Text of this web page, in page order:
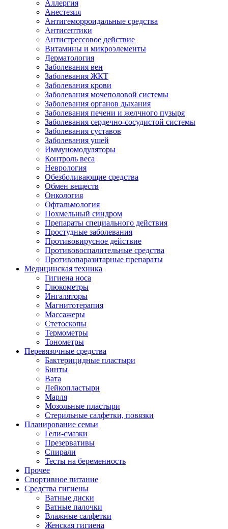
Аллергия
Анестезия
Антигеморроидальные средства
Антисептики
Антистрессовое действие
Витамины и микроэлементы
Дерматология
Заболевания вен
Заболевания ЖКТ
Заболевания крови
Заболевания мочеполовой системы
Заболевания органов дыхания
Заболевания печени и желчного пузыря
Заболевания сердечно-сосудистой системы
Заболевания суставов
Заболевания ушей
Иммуномодуляторы
Контроль веса
Неврология
Обезболивающие средства
Обмен веществ
Онкология
Офтальмология
Похмельный синдром
Препараты специального действия
Простудные заболевания
Противовирусное действие
Противовоспалительные средства
Противопаразитарные препараты
Медицинская техника
Гигиена носа
Глюкометры
Ингаляторы
Магнитотерапия
Массажеры
Стетоскопы
Термометры
Тонометры
Перевязочные средства
Бактерицидные пластыри
Бинты
Вата
Лейкопластыри
Марля
Мозольные пластыри
Стерильные салфетки, повязки
Планирование семьи
Гели-смазки
Презервативы
Спирали
Тесты на беременность
Прочее
Спортивное питание
Средства гигиены
Ватные диски
Ватные палочки
Влажные салфетки
Женская гигиена